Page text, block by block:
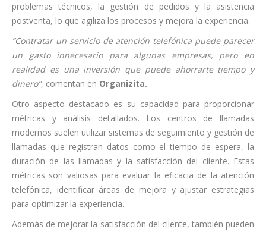
problemas técnicos, la gestión de pedidos y la asistencia
postventa, lo que agiliza los procesos y mejora la experiencia.
“Contratar un servicio de atención telefónica puede parecer
un gasto innecesario para algunas empresas, pero en
realidad es una inversión que puede ahorrarte tiempo y
dinero”, comentan en Organizita.
Otro aspecto destacado es su capacidad para proporcionar
métricas y análisis detallados. Los centros de llamadas
modernos suelen utilizar sistemas de seguimiento y gestión de
llamadas que registran datos como el tiempo de espera, la
duración de las llamadas y la satisfacción del cliente. Estas
métricas son valiosas para evaluar la eficacia de la atención
telefónica, identificar áreas de mejora y ajustar estrategias
para optimizar la experiencia.
Además de mejorar la satisfacción del cliente, también pueden